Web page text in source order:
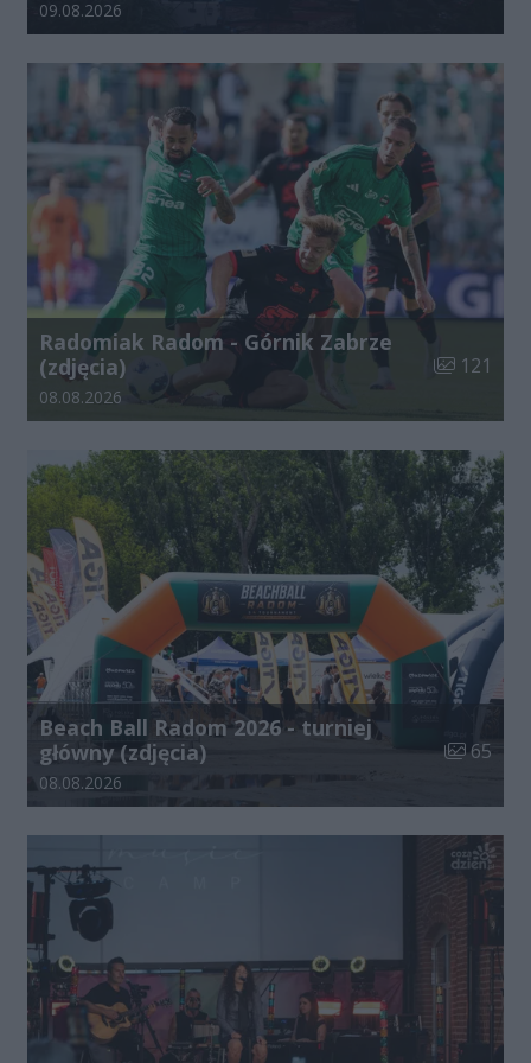
Data dodania galerii:
09.08.2026
Radomiak Radom - Górnik Zabrze
(zdjęcia)
Liczba
121
Data dodania galerii:
08.08.2026
Beach Ball Radom 2026 - turniej
główny (zdjęcia)
Liczba
65
Data dodania galerii:
08.08.2026